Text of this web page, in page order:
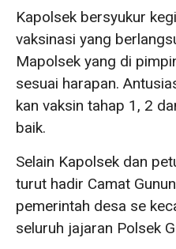
Kapolsek bersyukur
vaksinasi yang
Mapolsek yang di
sesuai harapan.
kan vaksin tahap 1, 2
baik.
Selain Kapolsek dan
turut hadir Camat
pemerintah desa se
seluruh jajaran Polsek